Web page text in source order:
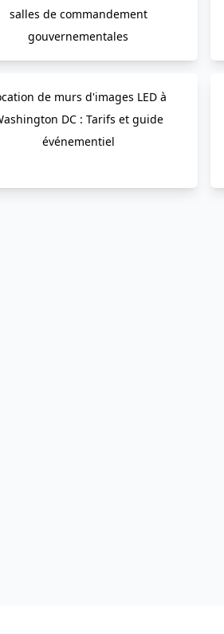
salles de commandement
gouvernementales
de murs d'images LED à
DC : Tarifs et guide
événementiel